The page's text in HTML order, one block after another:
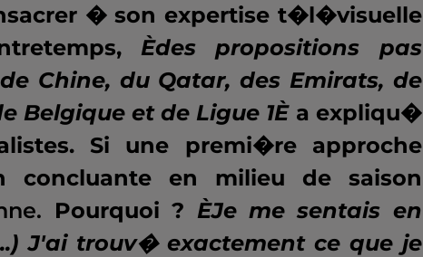
� son expertise t�l�visuelle
Èdes propositions pas
Chine, du Qatar, des Emirats, de
Belgique et de Ligue 1Èa expliqu�
Si une premi�re approche
en milieu de saison
Pourquoi ? ÈJe me sentais en
J'ai trouv� exactement ce que je